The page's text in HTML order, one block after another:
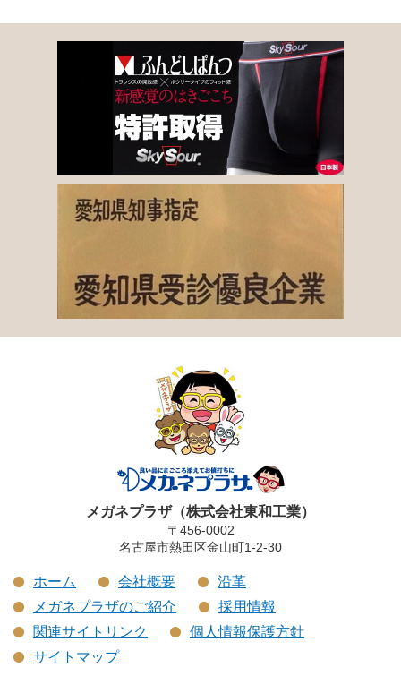
メガネプラザ（株式会社東和工業）
〒456-0002
名古屋市熱田区金山町1-2-30
ホーム 会社概要
沿革
メガネプラザのご紹介
採用情報
関連サイトリンク
個人情報保護方針
サイトマップ